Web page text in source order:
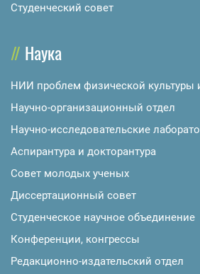
Студенческий совет
Наука
НИИ проблем физической культуры
Научно-организационный отдел
Научно-исследовательские
Аспирантура и докторантура
Совет молодых ученых
Диссертационный совет
Студенческое научное объединение
Конференции, конгрессы
Редакционно-издательский отдел